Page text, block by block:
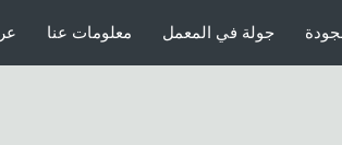
معلومات عنا جولة في المعمل